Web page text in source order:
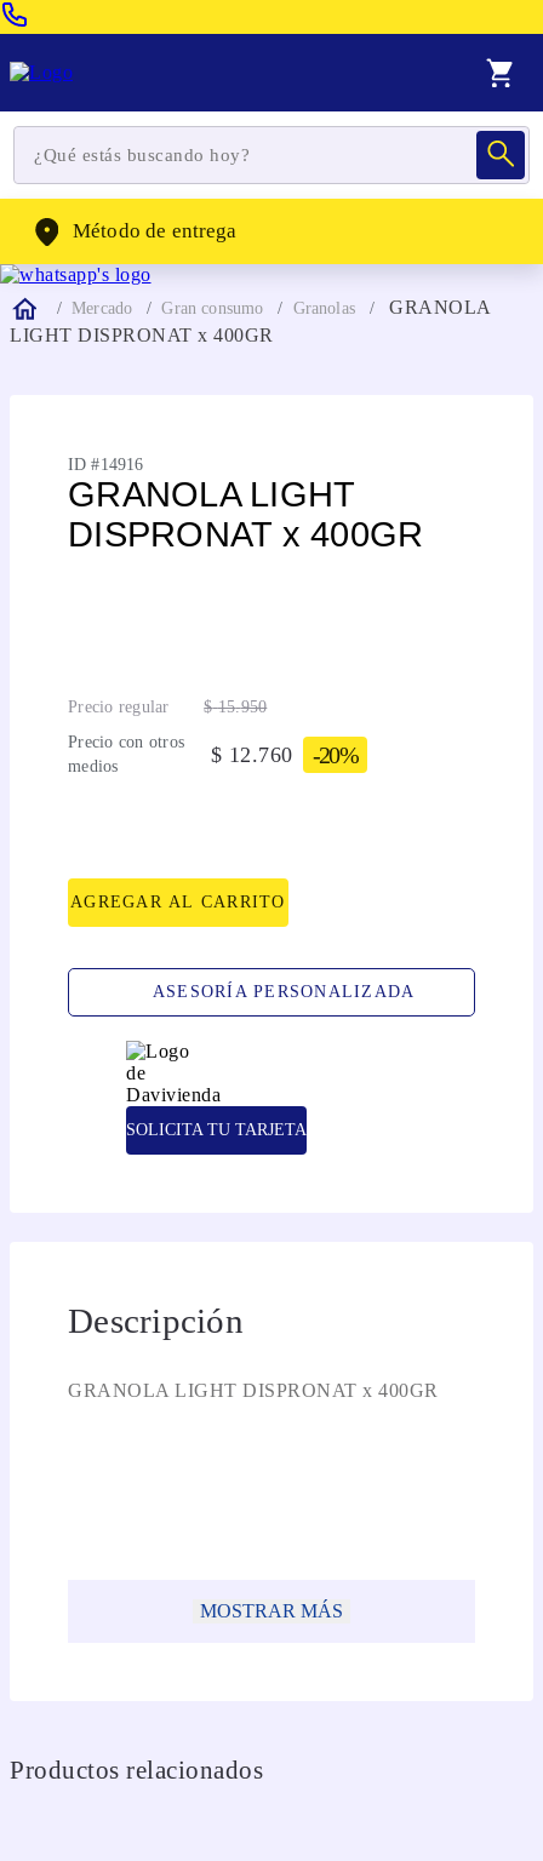
WhatsApp: (302) 262-4104
Método de entrega
Mercado Gran consumo Granolas
GRANOLA
LIGHT DISPRONAT x 400GR
ID #14916
GRANOLA LIGHT
DISPRONAT x 400GR
Precio regular $ 15.950
Precio con otros
medios
$ 12.760 -20%
AGREGAR AL CARRITO
ASESORÍA PERSONALIZADA
SOLICITA TU TARJETA
Descripción
GRANOLA LIGHT DISPRONAT x 400GR
MOSTRAR MÁS
Productos relacionados